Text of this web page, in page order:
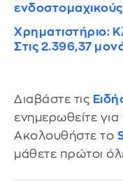
Χρηματιστήριο:
Στις 2.396,37
Διαβάστε τις
ενημερωθείτε
Ακολουθήστε το
μάθετε πρώτοι